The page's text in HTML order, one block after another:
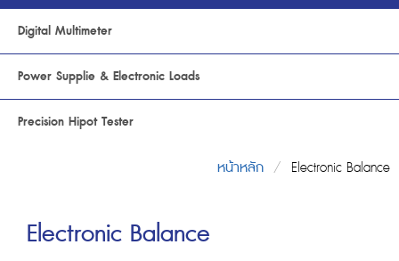
Digital Multimeter
Power Supplie & Electronic Loads
Precision Hipot Tester
หน้าหลัก / Electronic Balance
Electronic Balance